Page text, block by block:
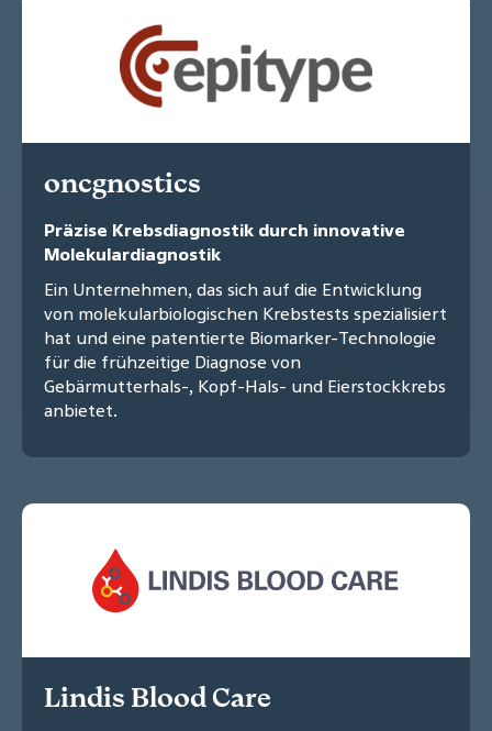
oncgnostics
Präzise Krebsdiagnostik durch innovative
Molekulardiagnostik
Ein Unternehmen, das sich auf die Entwicklung
von molekularbiologischen Krebstests spezialisiert
hat und eine patentierte Biomarker-Technologie
für die frühzeitige Diagnose von
Gebärmutterhals-, Kopf-Hals- und Eierstockkrebs
anbietet.
Lindis Blood Care